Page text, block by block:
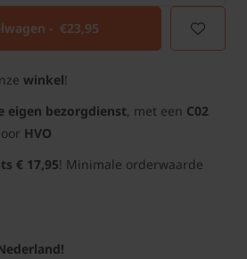
- €23,95
winkel!
eigen bezorgdienst, met een C02
HVO
€ 17,95! Minimale orderwaarde